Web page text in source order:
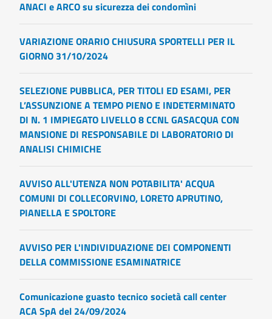
ANACI e ARCO su sicurezza dei condomìni
VARIAZIONE ORARIO CHIUSURA SPORTELLI PER IL
GIORNO 31/10/2024
SELEZIONE PUBBLICA, PER TITOLI ED ESAMI, PER
L’ASSUNZIONE A TEMPO PIENO E INDETERMINATO
DI N. 1 IMPIEGATO LIVELLO 8 CCNL GASACQUA CON
MANSIONE DI RESPONSABILE DI LABORATORIO DI
ANALISI CHIMICHE
AVVISO ALL'UTENZA NON POTABILITA' ACQUA
COMUNI DI COLLECORVINO, LORETO APRUTINO,
PIANELLA E SPOLTORE
AVVISO PER L'INDIVIDUAZIONE DEI COMPONENTI
DELLA COMMISSIONE ESAMINATRICE
Comunicazione guasto tecnico società call center
ACA SpA del 24/09/2024